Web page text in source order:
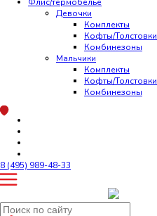
Девочки
Комплекты
Кофты/Толстовки
Комбинезоны
Мальчики
Комплекты
Кофты/Толстовки
Комбинезоны
8 (495) 989-48-33